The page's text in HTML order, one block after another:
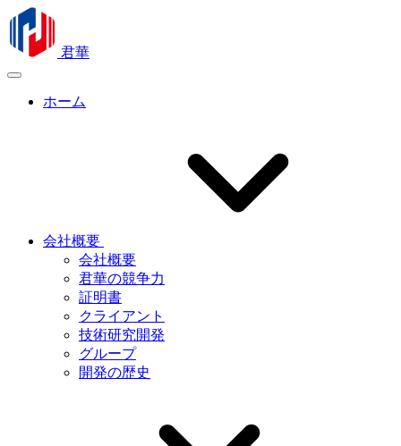
君華
ホーム
会社概要
会社概要
君華の競争力
証明書
クライアント
技術研究開発
グループ
開発の歴史